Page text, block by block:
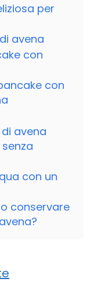
per
avena
con
con
avena
con un
conservare